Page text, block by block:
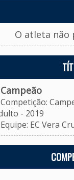
O atleta não
Campeão
- 2019
EC Vera